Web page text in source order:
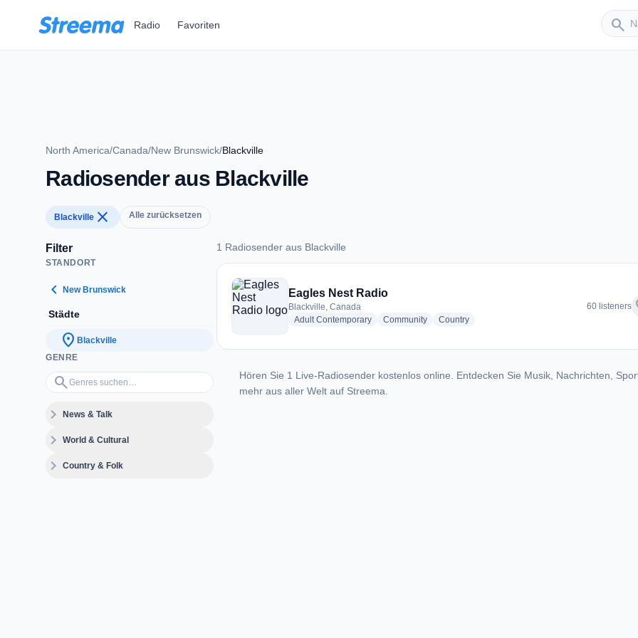
Radio Favoriten search
Sender
North America/Canada/New Brunswick/Blackville
Radiosender aus Blackville
Blackville close Alle zurücksetzen
Filter
STANDORT
chevron_left New Brunswick
Städte
location_on Blackville
GENRE
search
Genres suchen…
expand_moreNews & Talk
expand_moreWorld & Cultural
expand_moreCountry & Folk
1 Radiosender aus Blackville
1 Radiosender aus Blackville
Eagles Nest Radio
Blackville, Canada
Adult Contemporaryradio stations
Communityradio stations
Countryradio stations
60 listeners
Hören Sie 1 Live-Radiosender kostenlos online. Entdecken Sie Musik, Nachrichten,
mehr aus aller Welt auf Streema.